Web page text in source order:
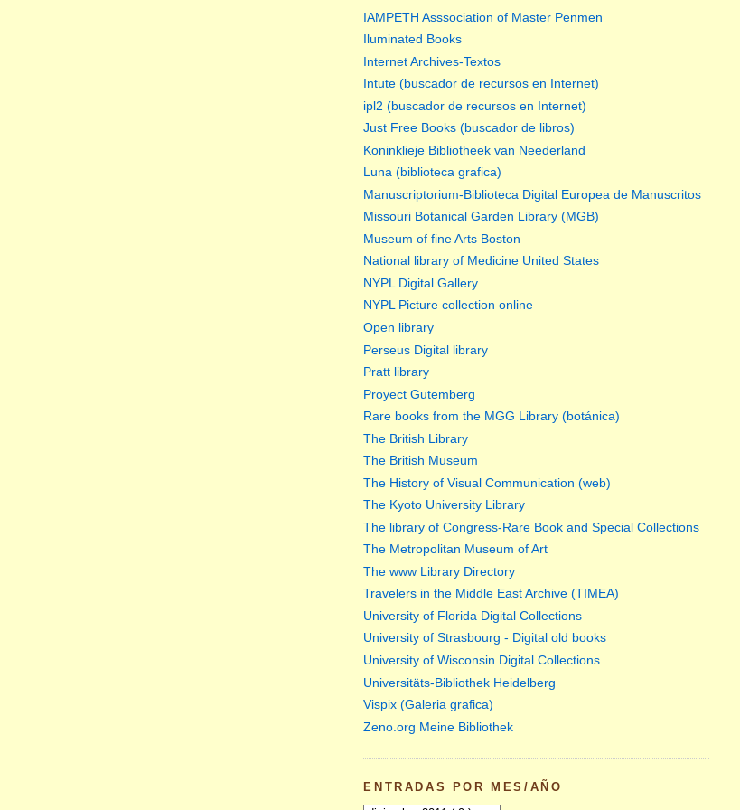
IAMPETH Asssociation of Master Penmen
Iluminated Books
Internet Archives-Textos
Intute (buscador de recursos en Internet)
ipl2 (buscador de recursos en Internet)
Just Free Books (buscador de libros)
Koninklieje Bibliotheek van Neederland
Luna (biblioteca grafica)
Manuscriptorium-Biblioteca Digital Europea de Manuscritos
Missouri Botanical Garden Library (MGB)
Museum of fine Arts Boston
National library of Medicine United States
NYPL Digital Gallery
NYPL Picture collection online
Open library
Perseus Digital library
Pratt library
Proyect Gutemberg
Rare books from the MGG Library (botánica)
The British Library
The British Museum
The History of Visual Communication (web)
The Kyoto University Library
The library of Congress-Rare Book and Special Collections
The Metropolitan Museum of Art
The www Library Directory
Travelers in the Middle East Archive (TIMEA)
University of Florida Digital Collections
University of Strasbourg - Digital old books
University of Wisconsin Digital Collections
Universitäts-Bibliothek Heidelberg
Vispix (Galeria grafica)
Zeno.org Meine Bibliothek
ENTRADAS POR MES/AÑO